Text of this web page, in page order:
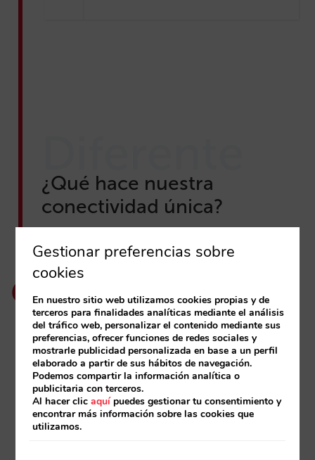
¿Qué hace nuestra
conectividad única?
Líderes en integraciones con
conectados.
Más de 20 añosde experiencia en sector
hotelero.
Partner estratégico de Google.Saber más
Up to date:nuevos desarrollos,
funcionalidades y mejoras continuas.
Gestionar preferencias sobre
cookies
En nuestro sitio web utilizamos cookies propias y de
terceros para finalidades analíticas mediante el análisis
del tráfico web, personalizar el contenido mediante sus
preferencias, ofrecer funciones de redes sociales y
mostrarle publicidad personalizada en base a un perfil
elaborado a partir de sus hábitos de navegación.
Podemos compartir la información analítica o
publicitaria con terceros.
Al hacer clicaquípuedes gestionar tu consentimiento y
encontrar más información sobre las cookies que
utilizamos.